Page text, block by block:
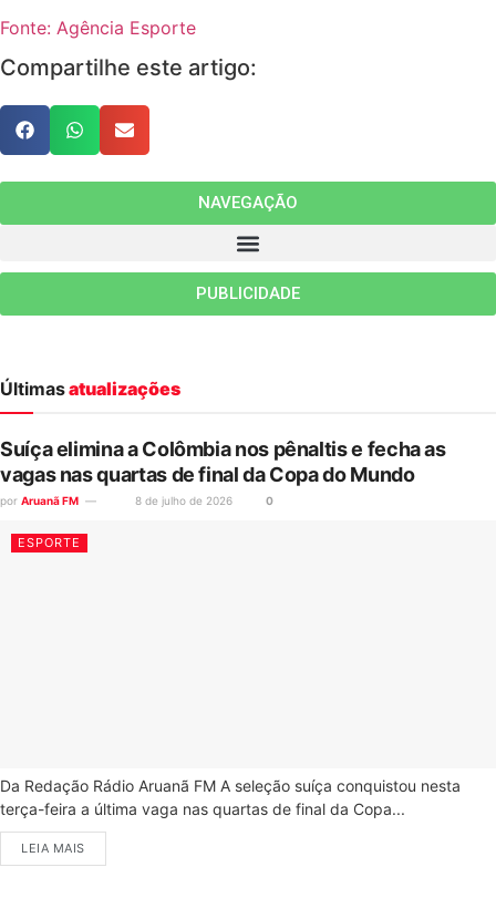
Fonte: Agência Esporte
Compartilhe este artigo:
NAVEGAÇÃO
PUBLICIDADE
Últimasatualizações
Suíça elimina a Colômbia nos pênaltis e fecha as
vagas nas quartas de final da Copa do Mundo
por Aruanã FM 8 de julho de 2026 0
ESPORTE
Da Redação Rádio Aruanã FM A seleção suíça conquistou nesta
terça-feira a última vaga nas quartas de final da Copa...
LEIA MAIS